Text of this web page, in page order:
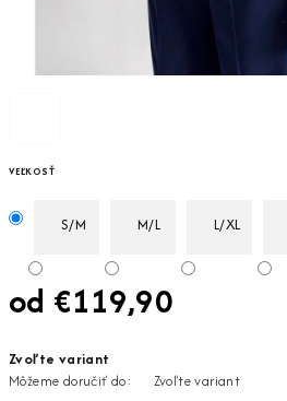
VEĽKOSŤ
S/M M/L L/XL
od €119,90
cena:
Zvoľte variant
Môžeme doručiť do:
Zvoľte variant